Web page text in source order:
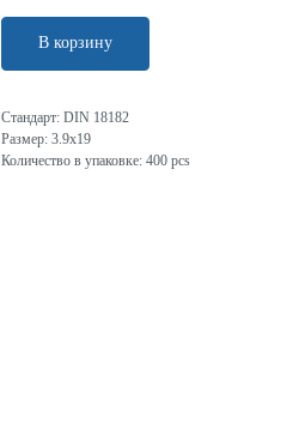
В корзину
Стандарт: DIN 18182
Размер: 3.9х19
Количество в упаковке: 400 pcs